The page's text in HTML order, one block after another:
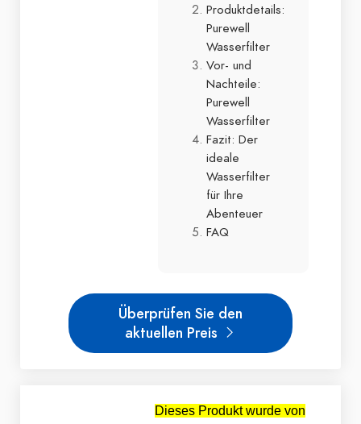
Produktdetails:
Purewell
Wasserfilter
Vor- und
Nachteile:
Purewell
Wasserfilter
Fazit: Der
ideale
Wasserfilter
für Ihre
Abenteuer
FAQ
Überprüfen Sie den
aktuellen Preis
Dieses Produkt wurde von